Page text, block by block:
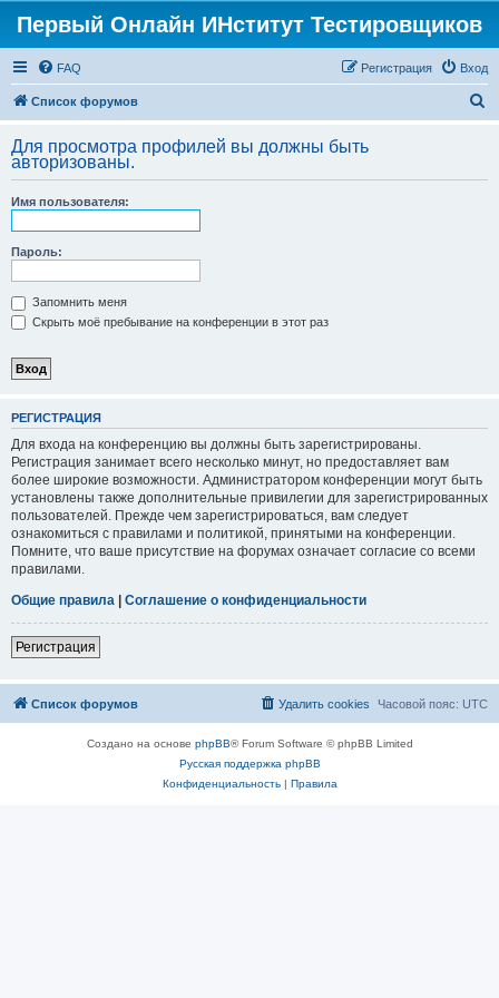
Первый Онлайн ИНститут Тестировщиков
FAQ Вход
Регистрация
Список форумов
с
Для просмотра профилей вы должны быть
авторизованы.
Имя пользователя:
Пароль:
Запомнить меня
Скрыть моё пребывание на конференции в этот раз
РЕГИСТРАЦИЯ
Для входа на конференцию вы должны быть зарегистрированы.
Регистрация занимает всего несколько минут, но предоставляет вам
более широкие возможности. Администратором конференции могут быть
установлены также дополнительные привилегии для зарегистрированных
пользователей. Прежде чем зарегистрироваться, вам следует
ознакомиться с правилами и политикой, принятыми на конференции.
Помните, что ваше присутствие на форумах означает согласие со всеми
правилами.
Общие правила | Соглашение о конфиденциальности
Регистрация
Список форумов Часовой пояс: UTC
Удалить cookies
Создано на основе phpBB® Forum Software © phpBB Limited
Русская поддержка phpBB
Конфиденциальность| Правила